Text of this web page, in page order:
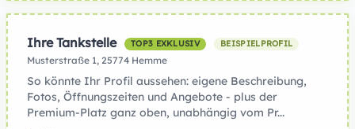
Ihre Tankstelle TOP3 EXKLUSIV BEISPIELPROFIL
Musterstraße 1, 25774 Hemme
So könnte Ihr Profil aussehen: eigene Beschreibung,
Fotos, Öffnungszeiten und Angebote - plus der
Premium-Platz ganz oben, unabhängig vom Pr...